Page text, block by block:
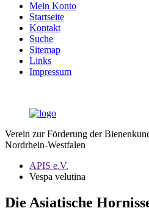
Mein Konto
Startseite
Kontakt
Suche
Sitemap
Links
Impressum
Verein zur Förderung der
Nordrhein-Westfalen
APIS e.V.
Vespa velutina
Die Asiatische